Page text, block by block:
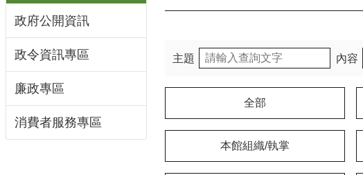
政府公開資訊
政令資訊專區
廉政專區
消費者服務專區
主題 內容
全部
本館組織/執掌